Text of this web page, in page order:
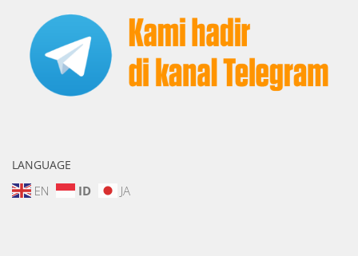
LANGUAGE
EN ID JA